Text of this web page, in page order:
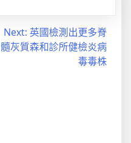
Next: 英國檢測出更多脊
髓灰質森和診所健檢炎病
毒毒株